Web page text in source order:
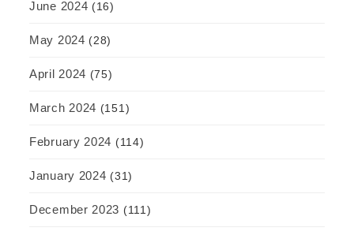
June 2024 (16)
May 2024 (28)
April 2024 (75)
March 2024 (151)
February 2024 (114)
January 2024 (31)
December 2023 (111)